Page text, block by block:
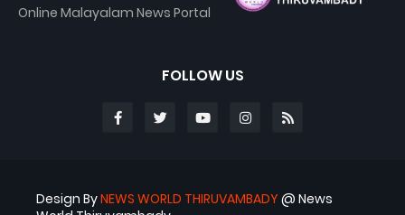
Online Malayalam News Portal
FOLLOW US
Design ByNEWS WORLD THIRUVAMBADY @ News